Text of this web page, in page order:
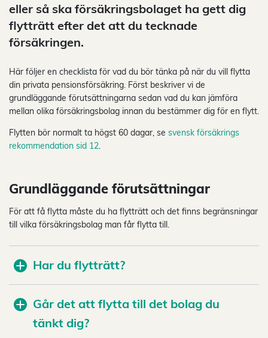
eller så ska försäkringsbolaget ha gett dig
flytträtt efter det att du tecknade
försäkringen.
Här följer en checklista för vad du bör tänka på när du vill flytta
din privata pensionsförsäkring. Först beskriver vi de
grundläggande förutsättningarna sedan vad du kan jämföra
mellan olika försäkringsbolag innan du bestämmer dig för en flytt.
Flytten bör normalt ta högst 60 dagar, se svensk försäkrings
rekommendation sid 12.
Grundläggande förutsättningar
För att få flytta måste du ha flytträtt och det finns begränsningar
till vilka försäkringsbolag man får flytta till.
Har du flytträtt?
Går det att flytta till det bolag du
tänkt dig?